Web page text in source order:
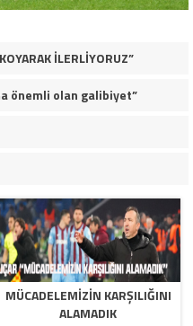
İLERLİYORUZ”
önemli olan galibiyet”
MÜCADELEMIZIN KARŞILIĞINI
ALAMADIK